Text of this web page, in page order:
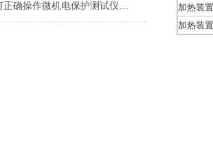
如何正确操作微机电保护测试仪进行测试？
加热装
加热装